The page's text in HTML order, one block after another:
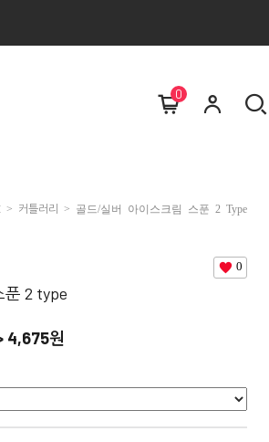
0
> 커틀러리 > 골드/실버 아이스크림 스푼 2 Type
0
2 type
4,675원